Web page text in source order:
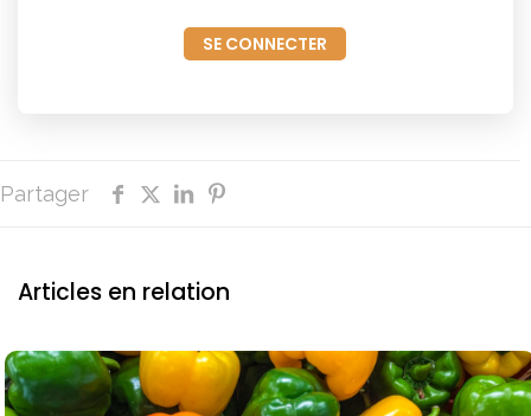
SE CONNECTER
Partager
Articles en relation